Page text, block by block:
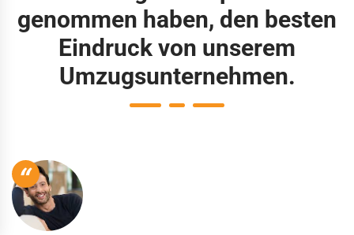
genommen haben, den besten
Eindruck von unserem
Umzugsunternehmen.
“